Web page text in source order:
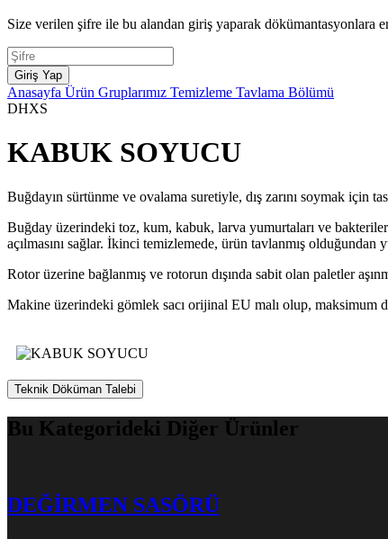
Size verilen şifre ile bu alandan giriş yaparak dökümantasyonlara
Anasayfa Ürün Gruplarımız Temizleme Tavlama Bölümü
DHXS
KABUK SOYUCU
Buğdayın sürtünme ve ovalama suretiyle, dış zarını soymak için
Buğday üzerindeki toz, kum, kabuk, larva yumurtaları ve
açılmasını sağlar. İkinci temizlemede, ürün tavlanmış olduğundan
Rotor üzerine bağlanmış ve rotorun dışında sabit olan paletler
Makine üzerindeki gömlek sacı orijinal EU malı olup, maksimum
Teknik Döküman Talebi
Bu Kategorideki Diğer Ürünler
DEĞİRMEN SASÖRÜ